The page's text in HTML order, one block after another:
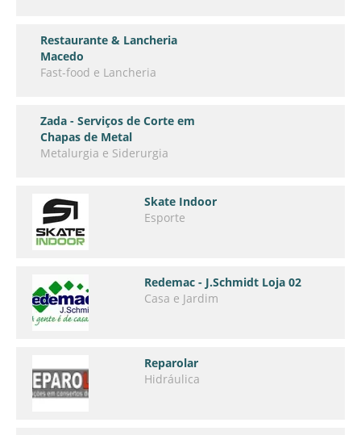
Restaurante & Lancheria
Macedo
Fast-food e Lancheria
Zada - Serviços de Corte em
Chapas de Metal
Metalurgia e Siderurgia
Skate Indoor
Esporte
Redemac - J.Schmidt Loja 02
Casa e Jardim
Reparolar
Hidráulica